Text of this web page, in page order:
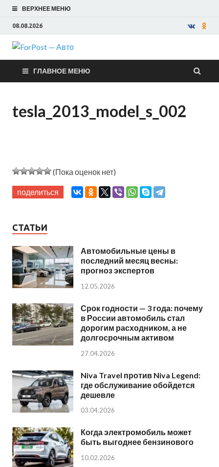
ВЕРХНЕЕ МЕНЮ
08.08.2026
ForPost —
Авто
ГЛАВНОЕ МЕНЮ
tesla_2013_model_s_002
(Пока оценок нет)
поделиться
СТАТЬИ
Автомобильные цены в
последний месяц весны:
прогноз экспертов
12.05.2026
Срок годности — 3 года: почему
в России автомобиль стал
дорогим расходником, а не
долгосрочным активом
27.04.2026
Niva Travel против Niva Legend:
где обслуживание обойдется
дешевле
03.04.2026
Когда электромобиль может
быть выгоднее бензинового
10.02.2026